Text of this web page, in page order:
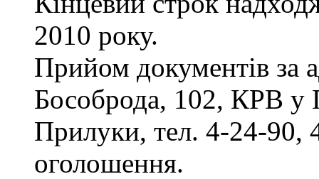
2010 року.
Прийом документів за
Бособрода, 102, КРВ у
Прилуки, тел. 4-24-90,
оголошення.